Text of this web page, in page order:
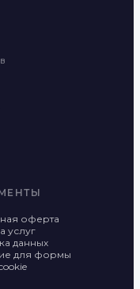
оферта
услуг
данных
для формы